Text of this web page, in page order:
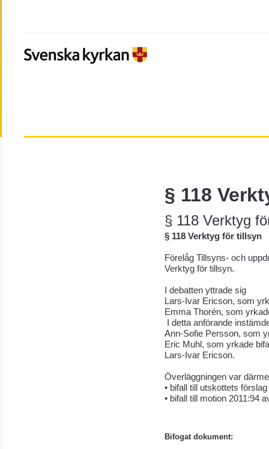
§ 118
§ 118 Verktyg
§ 118 Verktyg för tillsyn
Förelåg Tillsyns- och
Verktyg för tillsyn.
I debatten yttrade sig
Lars-Ivar Ericson, som
Emma Thorén, som
I detta anförande
Ann-Sofie Persson, som
Eric Muhl, som yrkade
Lars-Ivar Ericson.
Överläggningen var
• bifall till utskottets förslag
• bifall till motion 2011:94
Bifogat dokument: